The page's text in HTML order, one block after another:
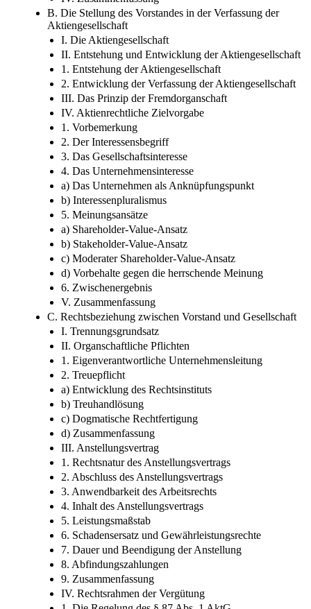
3. Weitere Erklärungsansätze
4. Zwischenergebnis
IV. Zusammenfassung
B. Die Stellung des Vorstandes in der Verfassung der
Aktiengesellschaft
I. Die Aktiengesellschaft
II. Entstehung und Entwicklung der Aktiengesellschaft
1. Entstehung der Aktiengesellschaft
2. Entwicklung der Verfassung der Aktiengesellschaft
III. Das Prinzip der Fremdorganschaft
IV. Aktienrechtliche Zielvorgabe
1. Vorbemerkung
2. Der Interessensbegriff
3. Das Gesellschaftsinteresse
4. Das Unternehmensinteresse
a) Das Unternehmen als Anknüpfungspunkt
b) Interessenpluralismus
5. Meinungsansätze
a) Shareholder-Value-Ansatz
b) Stakeholder-Value-Ansatz
c) Moderater Shareholder-Value-Ansatz
d) Vorbehalte gegen die herrschende Meinung
6. Zwischenergebnis
V. Zusammenfassung
C. Rechtsbeziehung zwischen Vorstand und Gesellschaft
I. Trennungsgrundsatz
II. Organschaftliche Pflichten
1. Eigenverantwortliche Unternehmensleitung
2. Treuepflicht
a) Entwicklung des Rechtsinstituts
b) Treuhandlösung
c) Dogmatische Rechtfertigung
d) Zusammenfassung
III. Anstellungsvertrag
1. Rechtsnatur des Anstellungsvertrags
2. Abschluss des Anstellungsvertrags
3. Anwendbarkeit des Arbeitsrechts
4. Inhalt des Anstellungsvertrags
5. Leistungsmaßstab
6. Schadensersatz und Gewährleistungsrechte
7. Dauer und Beendigung der Anstellung
8. Abfindungszahlungen